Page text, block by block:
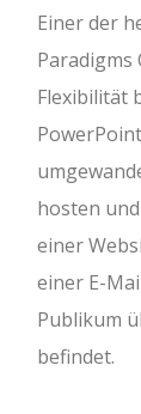
Einer der
Paradigms
Flexibilität
hosten
einer
einer E-
Publikum
befindet.